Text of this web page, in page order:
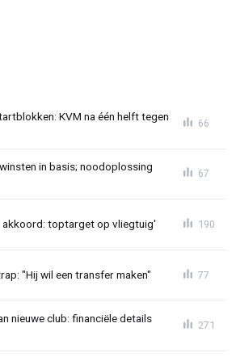
KVM na één helft tegen
66
in basis; noodoplossing
67
akkoord: toptarget op vliegtuig' 190
"Hij wil een transfer maken" 77
nieuwe club: financiële details
271